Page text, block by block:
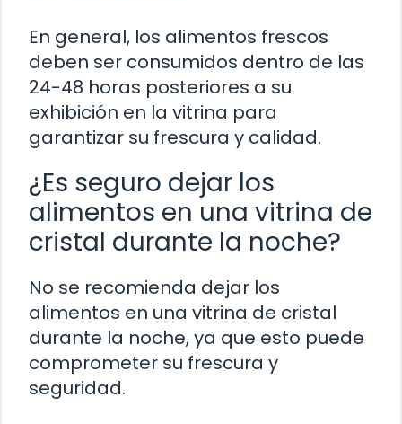
En general, los alimentos frescos
deben ser consumidos dentro de las
24-48 horas posteriores a su
exhibición en la vitrina para
garantizar su frescura y calidad.
¿Es seguro dejar los
alimentos en una vitrina de
cristal durante la noche?
No se recomienda dejar los
alimentos en una vitrina de cristal
durante la noche, ya que esto puede
comprometer su frescura y
seguridad.